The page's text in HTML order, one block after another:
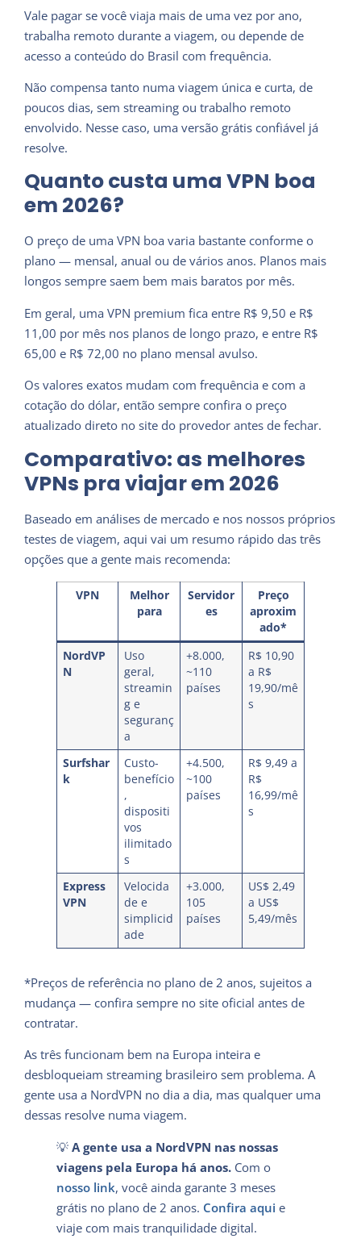
Vale pagar se você viaja mais de uma vez por ano,
trabalha remoto durante a viagem, ou depende de
acesso a conteúdo do Brasil com frequência.
Não compensa tanto numa viagem única e curta, de
poucos dias, sem streaming ou trabalho remoto
envolvido. Nesse caso, uma versão grátis confiável já
resolve.
Quanto custa uma VPN boa
em 2026?
O preço de uma VPN boa varia bastante conforme o
plano — mensal, anual ou de vários anos. Planos mais
longos sempre saem bem mais baratos por mês.
Em geral, uma VPN premium fica entre R$ 9,50 e R$
11,00 por mês nos planos de longo prazo, e entre R$
65,00 e R$ 72,00 no plano mensal avulso.
Os valores exatos mudam com frequência e com a
cotação do dólar, então sempre confira o preço
atualizado direto no site do provedor antes de fechar.
Comparativo: as melhores
VPNs pra viajar em 2026
Baseado em análises de mercado e nos nossos próprios
testes de viagem, aqui vai um resumo rápido das três
opções que a gente mais recomenda:
VPN
Melhor
para
Servidor
es
Preço
aproxim
ado*
NordVP
N
Uso
geral,
streamin
g e
seguranç
a
+8.000,
~110
países
R$ 10,90
a R$
19,90/mê
s
Surfshar
k
Custo-
benefício
,
dispositi
vos
ilimitado
s
+4.500,
~100
países
R$ 9,49 a
R$
16,99/mê
s
Express
VPN
Velocida
de e
simplicid
ade
+3.000,
105
países
US$ 2,49
a US$
5,49/mês
*Preços de referência no plano de 2 anos, sujeitos a
mudança — confira sempre no site oficial antes de
contratar.
As três funcionam bem na Europa inteira e
desbloqueiam streaming brasileiro sem problema. A
gente usa a NordVPN no dia a dia, mas qualquer uma
dessas resolve numa viagem.
💡 A gente usa a NordVPN nas nossas
viagens pela Europa há anos. Com o
nosso link, você ainda garante 3 meses
grátis no plano de 2 anos. Confira aqui e
viaje com mais tranquilidade digital.